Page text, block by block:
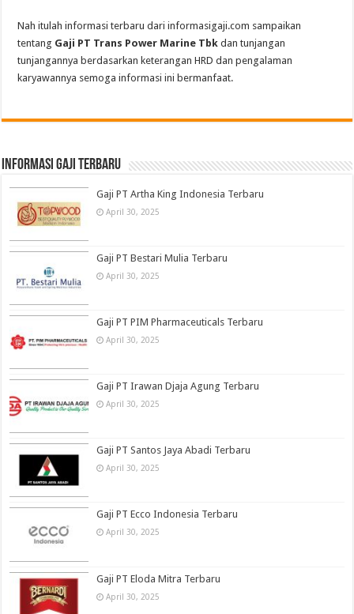
Nah itulah informasi terbaru dari informasigaji.com sampaikan
tentang Gaji PT Trans Power Marine Tbkdan tunjangan
tunjangannya berdasarkan keterangan HRD dan pengalaman
karyawannya semoga informasi ini bermanfaat.
informasi gaji terbaru
Gaji PT Artha King Indonesia Terbaru
April 30, 2025
Gaji PT Bestari Mulia Terbaru
April 30, 2025
Gaji PT PIM Pharmaceuticals Terbaru
April 30, 2025
Gaji PT Irawan Djaja Agung Terbaru
April 30, 2025
Gaji PT Santos Jaya Abadi Terbaru
April 30, 2025
Gaji PT Ecco Indonesia Terbaru
April 30, 2025
Gaji PT Eloda Mitra Terbaru
April 30, 2025